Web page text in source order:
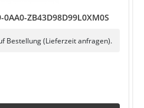
ZB43D98D99L0XM0S
Bestellung (Lieferzeit anfragen).